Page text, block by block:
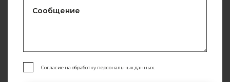
Согласие на обработку персональных данных.